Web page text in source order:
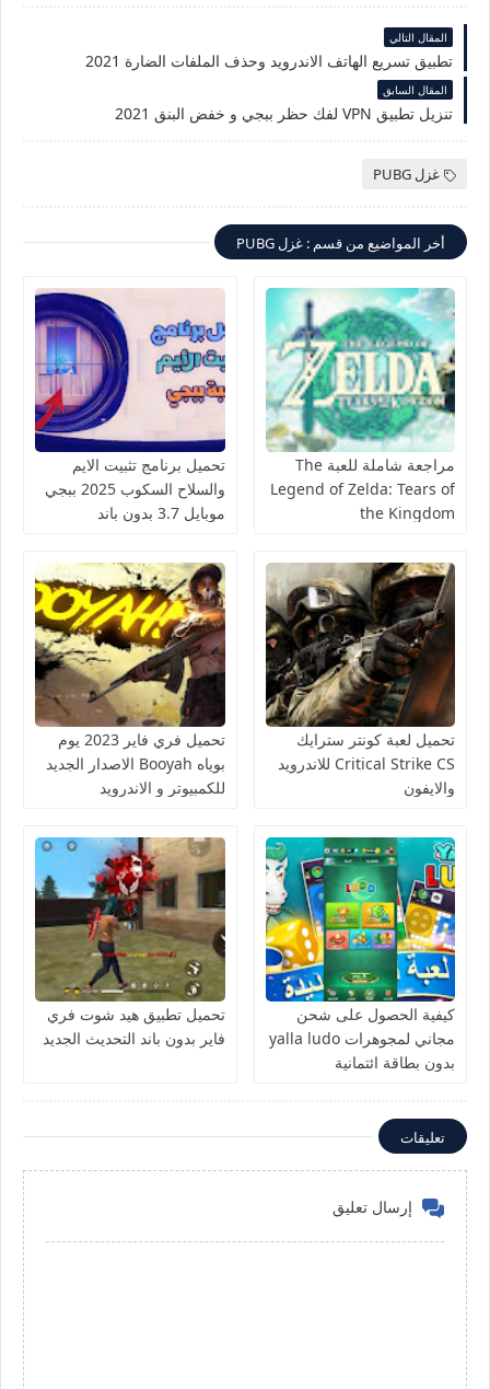
المقال التالي
تطبيق تسريع الهاتف الاندرويد وحذف الملفات الضارة 2021
المقال السابق
تنزيل تطبيق VPN لفك حظر ببجي و خفض البنق 2021
غزل PUBG
أخر المواضيع من قسم : غزل PUBG
مراجعة شاملة للعبة The
Legend of Zelda: Tears of
the Kingdom
تحميل برنامج تثبيت الايم
والسلاح السكوب 2025 ببجي
موبايل 3.7 بدون باند
تحميل لعبة كونتر سترايك
Critical Strike CS للاندرويد
والايفون
تحميل فري فاير 2023 يوم
بوياه Booyah الاصدار الجديد
للكمبيوتر و الاندرويد
كيفية الحصول على شحن
مجاني لمجوهرات yalla ludo
بدون بطاقة ائتمانية
تحميل تطبيق هيد شوت فري
فاير بدون باند التحديث الجديد
تعليقات
إرسال تعليق